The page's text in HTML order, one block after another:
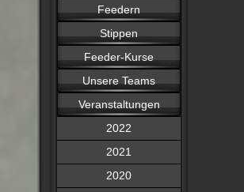
Feedern
Stippen
Feeder-Kurse
Unsere Teams
Veranstaltungen
2022
2021
2020